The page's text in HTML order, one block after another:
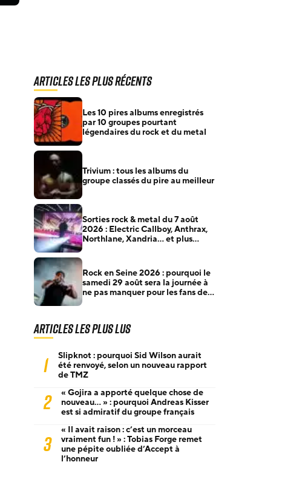
Articles les plus récents
Les 10 pires albums enregistrés
par 10 groupes pourtant
légendaires du rock et du metal
Trivium : tous les albums du
groupe classés du pire au meilleur
Sorties rock & metal du 7 août
2026 : Electric Callboy, Anthrax,
Northlane, Xandria… et plus
Rock en Seine 2026 : pourquoi le
samedi 29 août sera la journée à
ne pas manquer pour les fans de
Articles les plus lus
1
Slipknot : pourquoi Sid Wilson aurait
été renvoyé, selon un nouveau rapport
de TMZ
2
« Gojira a apporté quelque chose de
nouveau… » : pourquoi Andreas Kisser
est si admiratif du groupe français
3
« Il avait raison : c’est un morceau
vraiment fun ! » : Tobias Forge remet
une pépite oubliée d’Accept à
l’honneur